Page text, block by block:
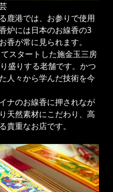
鹿港では、お参りで使用
炉には日本のお線香の3
香が常に見られます。
スタートした施金玉三房
盛りする老舗です。かつ
人々から学んだ技術を今
ナのお線香に押されなが
天然素材にこだわり、高
貴重なお店です。